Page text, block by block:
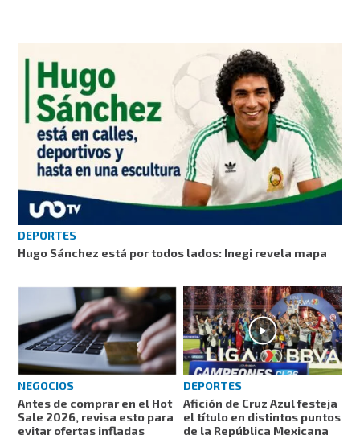
DEPORTES
Hugo Sánchez está por todos lados: Inegi revela mapa
NEGOCIOS
Antes de comprar en el Hot
Sale 2026, revisa esto para
evitar ofertas infladas
DEPORTES
Afición de Cruz Azul festeja
el título en distintos puntos
de la República Mexicana